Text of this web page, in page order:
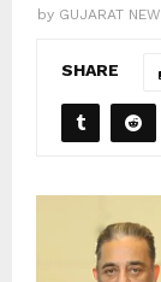
by GUJARAT
SHARE